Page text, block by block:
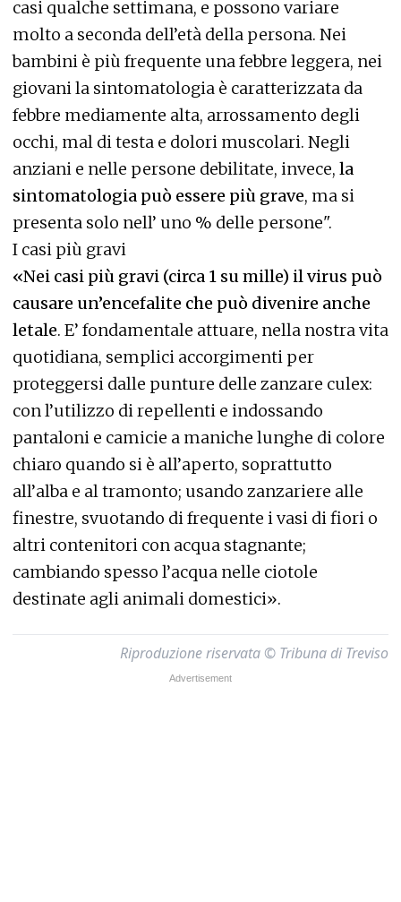
casi qualche settimana, e possono variare
molto a seconda dell’età della persona. Nei
bambini è più frequente una febbre leggera, nei
giovani la sintomatologia è caratterizzata da
febbre mediamente alta, arrossamento degli
occhi, mal di testa e dolori muscolari. Negli
anziani e nelle persone debilitate, invece, la
sintomatologia può essere più grave, ma si
presenta solo nell’ uno % delle persone".
I casi più gravi
«Nei casi più gravi (circa 1 su mille) il virus può
causare un’encefalite che può divenire anche
letale. E’ fondamentale attuare, nella nostra vita
quotidiana, semplici accorgimenti per
proteggersi dalle punture delle zanzare culex:
con l’utilizzo di repellenti e indossando
pantaloni e camicie a maniche lunghe di colore
chiaro quando si è all’aperto, soprattutto
all’alba e al tramonto; usando zanzariere alle
finestre, svuotando di frequente i vasi di fiori o
altri contenitori con acqua stagnante;
cambiando spesso l’acqua nelle ciotole
destinate agli animali domestici».
Riproduzione riservata © Tribuna di Treviso